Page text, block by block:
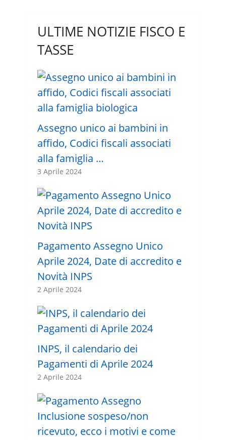
ULTIME NOTIZIE FISCO E
TASSE
Assegno unico ai bambini in
affido, Codici fiscali associati
alla famiglia …
3 Aprile 2024
Pagamento Assegno Unico
Aprile 2024, Date di accredito e
Novità INPS
2 Aprile 2024
INPS, il calendario dei
Pagamenti di Aprile 2024
2 Aprile 2024